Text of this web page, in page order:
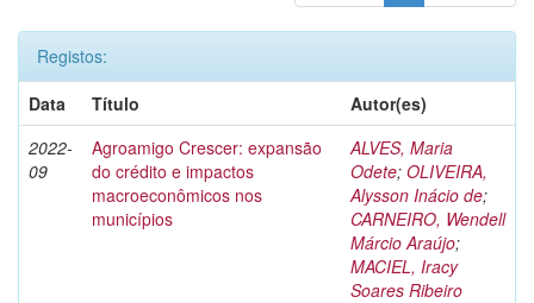
Registos:
Data
Título
Autor(es)
2022-
09
Agroamigo Crescer: expansão
do crédito e impactos
macroeconômicos nos
municípios
ALVES, Maria
Odete; OLIVEIRA,
Alysson Inácio de;
CARNEIRO, Wendell
Márcio Araújo;
MACIEL, Iracy
Soares Ribeiro